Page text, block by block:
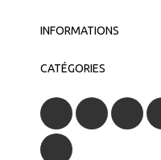
INFORMATIONS
CATÉGORIES